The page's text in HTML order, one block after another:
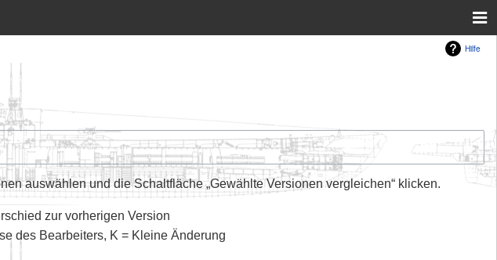
Hilfe
auswählen und die Schaltfläche „Gewählte Versionen vergleichen“ klicken.
zur vorherigen Version
des Bearbeiters, K = Kleine Änderung